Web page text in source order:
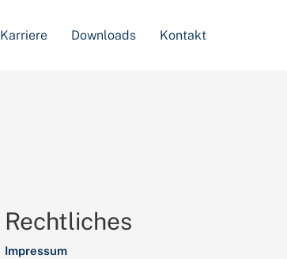
Karriere Downloads Kontakt
Rechtliches
Impressum